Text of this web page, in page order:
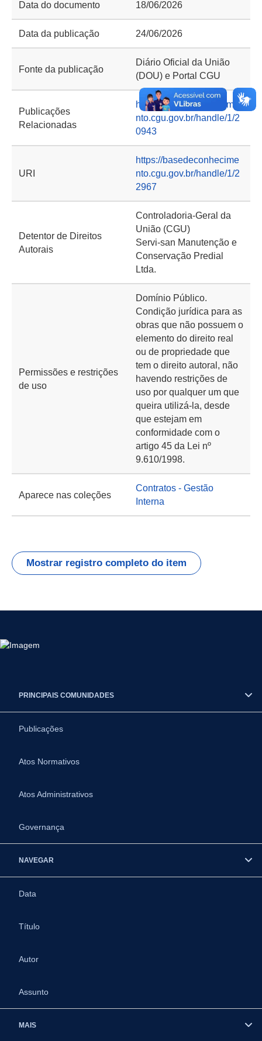
Data do documento 18/06/2026
Data da publicação 24/06/2026
Fonte da publicação
Diário Oficial da União
(DOU) e Portal CGU
Publicações
Relacionadas
https://basedeconhecime
nto.cgu.gov.br/handle/1/2
0943
URI
https://basedeconhecime
nto.cgu.gov.br/handle/1/2
2967
Detentor de Direitos
Autorais
Controladoria-Geral da
União (CGU)
Servi-san Manutenção e
Conservação Predial
Ltda.
Permissões e restrições
de uso
Domínio Público.
Condição jurídica para as
obras que não possuem o
elemento do direito real
ou de propriedade que
tem o direito autoral, não
havendo restrições de
uso por qualquer um que
queira utilizá-la, desde
que estejam em
conformidade com o
artigo 45 da Lei nº
9.610/1998.
Aparece nas coleções
Contratos - Gestão
Interna
Mostrar registro completo do item
PRINCIPAIS COMUNIDADES
Publicações
Atos Normativos
Atos Administrativos
Governança
NAVEGAR
Data
Título
Autor
Assunto
MAIS